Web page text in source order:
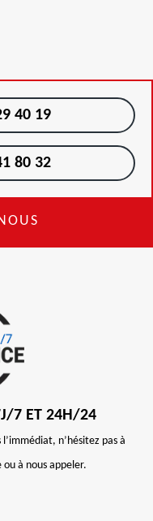
40 19
80 32
7 ET 24H/24
n’hésitez pas à
à nous appeler.